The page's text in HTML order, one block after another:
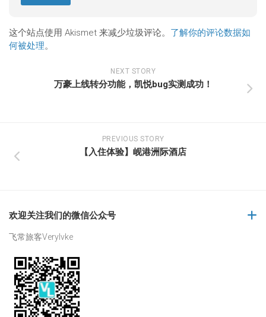
这个站点使用 Akismet 来减少垃圾评论。 了解你的评论数据如
何被处理。
NEXT STORY
万豪上线转分功能，凯悦bug实测成功！
PREVIOUS STORY
【入住体验】岘港洲际酒店
欢迎关注我们的微信公众号
飞常旅客Verylvke